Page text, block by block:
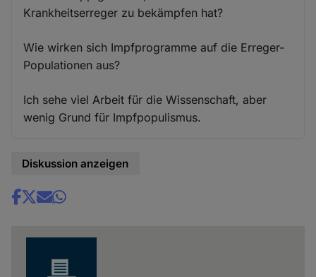
Krankheitserreger zu bekämpfen hat?
Wie wirken sich Impfprogramme auf die Erreger-
Populationen aus?
Ich sehe viel Arbeit für die Wissenschaft, aber
wenig Grund für Impfpopulismus.
Diskussion anzeigen
Share